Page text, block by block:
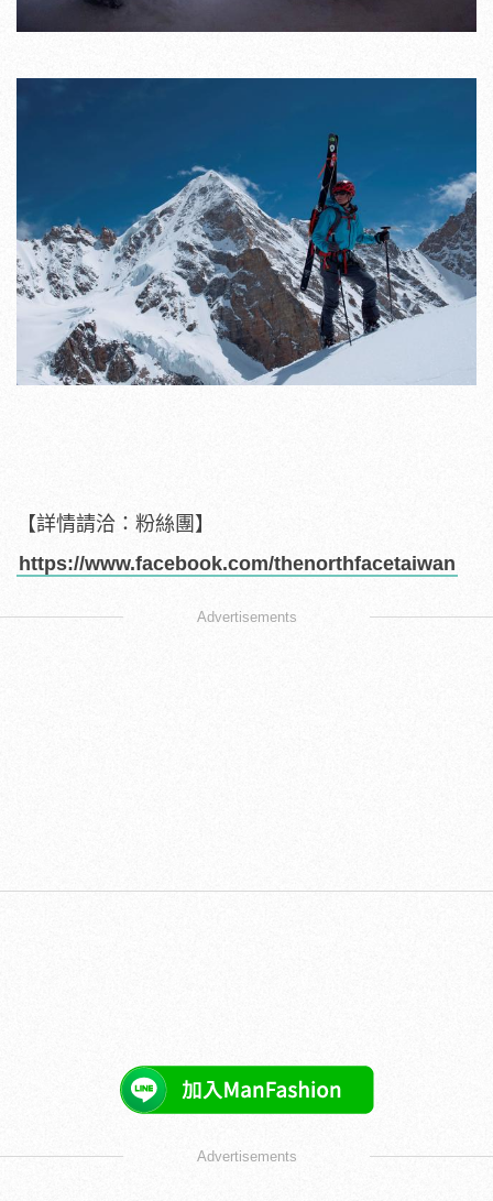
【詳情請洽：粉絲團】
https://www.facebook.com/thenorthfacetaiwan
Advertisements
Advertisements